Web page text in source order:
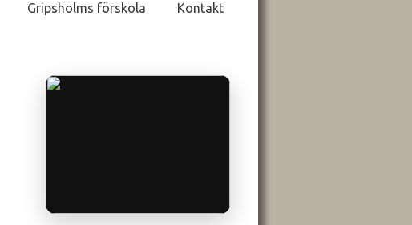
Gripsholms förskola Kontakt